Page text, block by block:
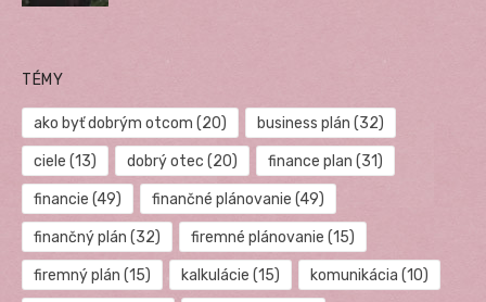
TÉMY
ako byť dobrým otcom (20) business plán (32)
ciele (13) dobrý otec (20) finance plan (31)
financie (49) finančné plánovanie (49)
finančný plán (32) firemné plánovanie (15)
firemný plán (15) kalkulácie (15) komunikácia (10)